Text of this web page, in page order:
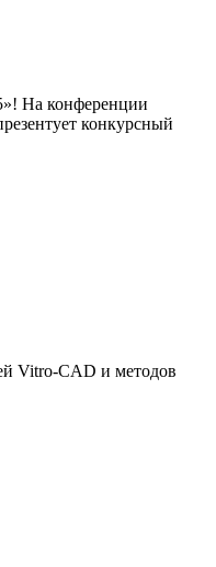
На конференции
конкурсный
Vitro-CAD и методов